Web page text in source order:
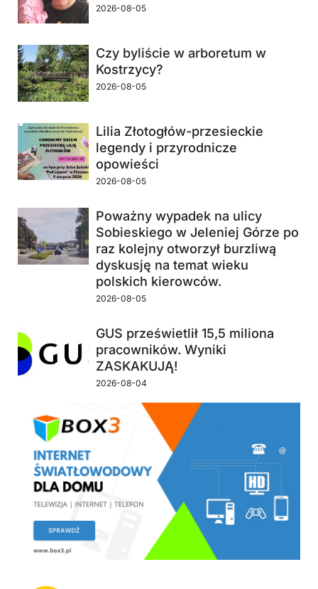
2026-08-05
Czy byliście w arboretum w
Kostrzycy?
2026-08-05
Lilia Złotogłów-przesieckie
legendy i przyrodnicze
opowieści
2026-08-05
Poważny wypadek na ulicy
Sobieskiego w Jeleniej Górze po
raz kolejny otworzył burzliwą
dyskusję na temat wieku
polskich kierowców.
2026-08-05
GUS prześwietlił 15,5 miliona
pracowników. Wyniki
ZASKAKUJĄ!
2026-08-04